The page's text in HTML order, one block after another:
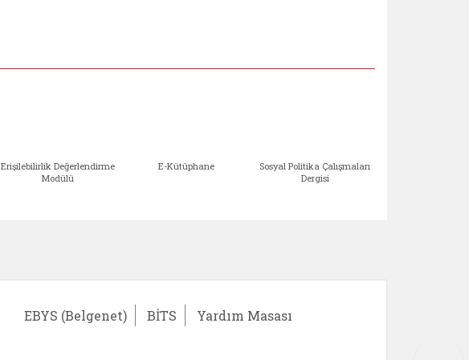
Erişilebilirlik Değerlendirme
Modülü
E-Kütüphane
Sosyal Politika Çalışmaları
Dergisi
EBYS (Belgenet) BİTS Yardım Masası